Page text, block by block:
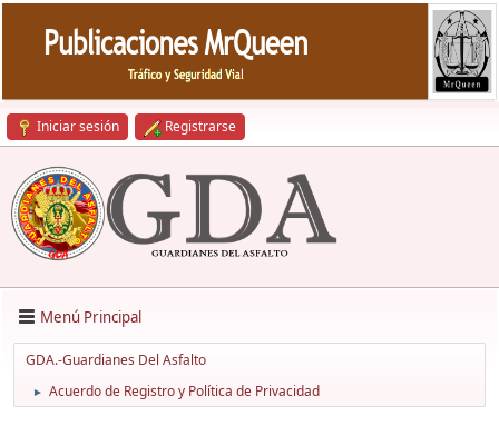
Iniciar sesión Registrarse
Menú Principal
GDA.-Guardianes Del Asfalto
► Acuerdo de Registro y Política de Privacidad